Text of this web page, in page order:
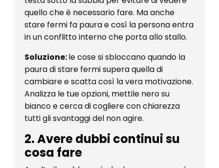
quello che è necessario fare. Ma anche
stare fermi fa paura e così la persona entra
in un conflitto interno che porta allo stallo.
Soluzione:le cose si sbloccano quando la
paura di stare fermi supera quella di
cambiare e scatta così la vera motivazione.
Analizza le tue opzioni, mettile nero su
bianco e cerca di cogliere con chiarezza
tutti gli svantaggi del non agire.
2. Avere dubbi continui su
cosa fare